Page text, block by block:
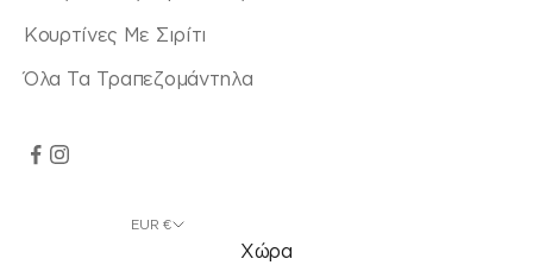
Κουρτίνες Με Σιρίτι
Όλα Τα Τραπεζομάντηλα
EUR €
Χώρα